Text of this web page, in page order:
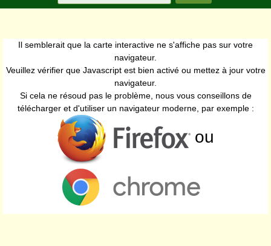
Il semblerait que la carte interactive ne s'affiche pas sur votre
navigateur.
Veuillez vérifier que Javascript est bien activé ou mettez à jour votre
navigateur.
Si cela ne résoud pas le problème, nous vous conseillons de
télécharger et d'utiliser un navigateur moderne, par exemple :
ou